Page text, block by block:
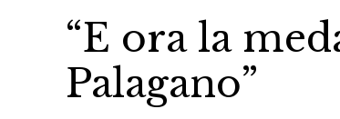
“E ora la
Palagano”